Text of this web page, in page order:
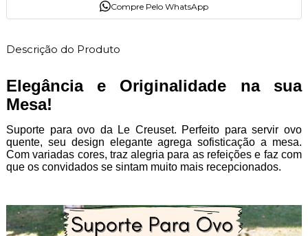
Compre Pelo WhatsApp
Descrição do Produto
Elegância e Originalidade na sua
Mesa!
Suporte para ovo da Le Creuset. Perfeito para servir ovo
quente, seu design elegante agrega sofisticação a mesa.
Com variadas cores, traz alegria para as refeições e faz com
que os convidados se sintam muito mais recepcionados.